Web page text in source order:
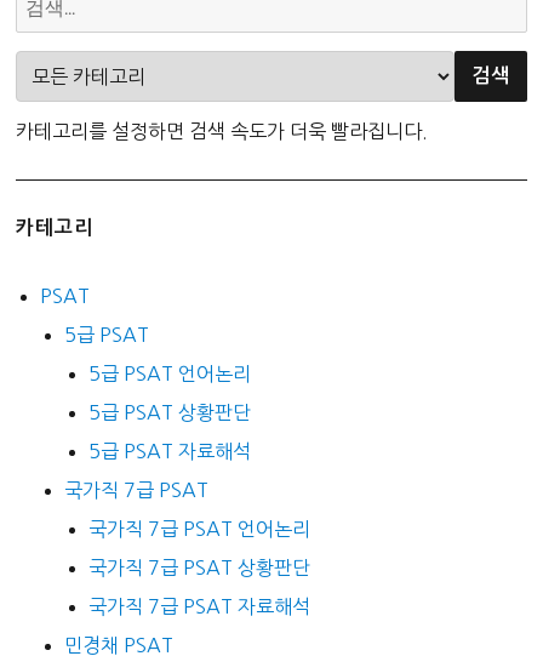
카테고리를 설정하면 검색 속도가 더욱 빨라집니다.
카테고리
PSAT
5급 PSAT
5급 PSAT 언어논리
5급 PSAT 상황판단
5급 PSAT 자료해석
국가직 7급 PSAT
국가직 7급 PSAT 언어논리
국가직 7급 PSAT 상황판단
국가직 7급 PSAT 자료해석
민경채 PSAT